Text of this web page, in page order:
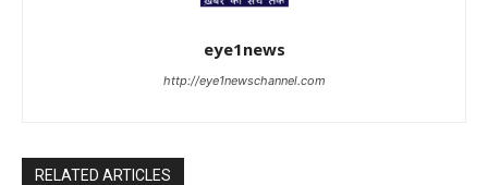
eye1news
http://eye1newschannel.com
RELATED ARTICLES